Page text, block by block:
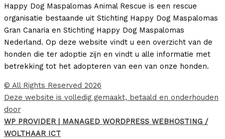
Happy Dog Maspalomas Animal Rescue is een rescue
organisatie bestaande uit Stichting Happy Dog Maspalomas
Gran Canaria en Stichting Happy Dog Maspalomas
Nederland. Op deze website vindt u een overzicht van de
honden die ter adoptie zijn en vindt u alle informatie met
betrekking tot het adopteren van een van onze honden.
© All Rights Reserved 2026
Deze website is volledig gemaakt, betaald en onderhouden
door
WP PROVIDER | MANAGED WORDPRESS WEBHOSTING /
WOLTHAAR ICT